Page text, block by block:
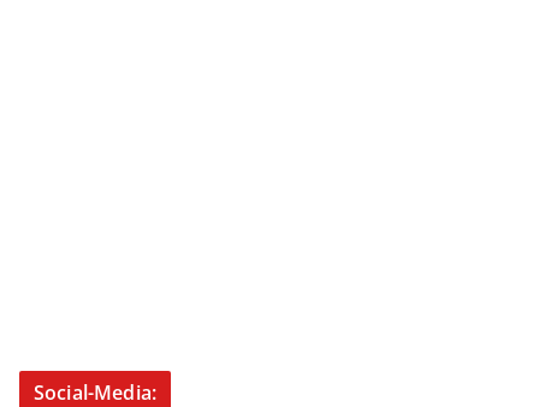
Social-Media: